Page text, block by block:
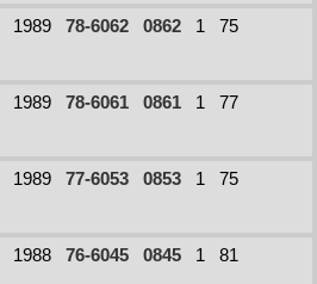
1989 78-6062 0862 1
75
1989 78-6061 0861 1
77
1989 77-6053 0853 1
75
1988 76-6045 0845 1
81